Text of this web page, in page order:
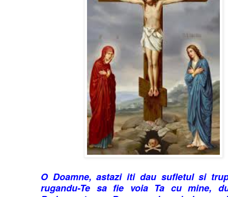
O Doamne, astazi iti dau sufletul si
rugandu-Te sa fie voia Ta cu mine,